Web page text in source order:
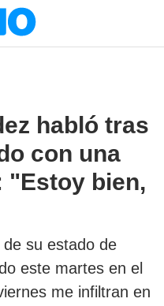
habló tras
con una
"Estoy bien,
su estado de
este martes en el
me infiltran en